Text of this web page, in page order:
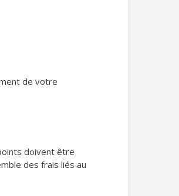
de votre
doivent être
des frais liés au